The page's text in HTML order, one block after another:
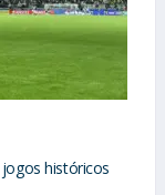
históricos